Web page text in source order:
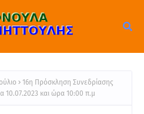
16η Πρόσκληση Συνεδρίασης
10.07.2023 και ώρα 10:00 π.μ